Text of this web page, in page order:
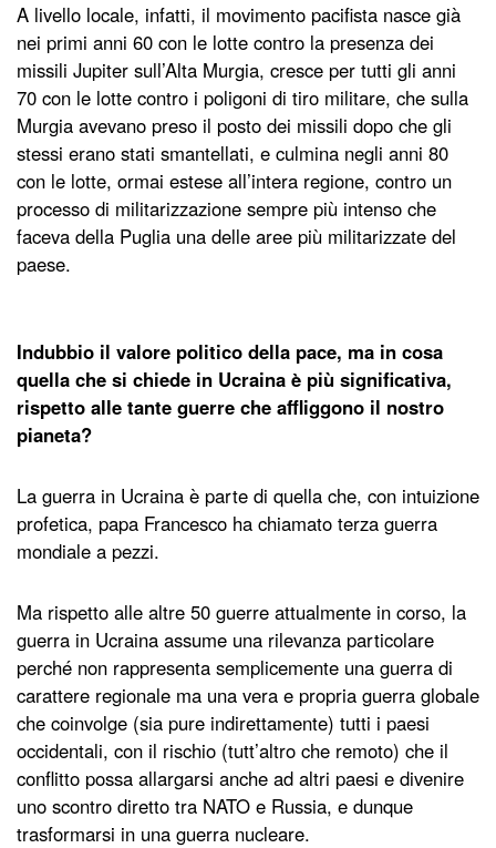
A livello locale, infatti, il movimento pacifista nasce già
nei primi anni 60 con le lotte contro la presenza dei
missili Jupiter sull’Alta Murgia, cresce per tutti gli anni
70 con le lotte contro i poligoni di tiro militare, che sulla
Murgia avevano preso il posto dei missili dopo che gli
stessi erano stati smantellati, e culmina negli anni 80
con le lotte, ormai estese all’intera regione, contro un
processo di militarizzazione sempre più intenso che
faceva della Puglia una delle aree più militarizzate del
paese.
Indubbio il valore politico della pace, ma in cosa
quella che si chiede in Ucraina è più significativa,
rispetto alle tante guerre che affliggono il nostro
pianeta?
La guerra in Ucraina è parte di quella che, con intuizione
profetica, papa Francesco ha chiamato terza guerra
mondiale a pezzi.
Ma rispetto alle altre 50 guerre attualmente in corso, la
guerra in Ucraina assume una rilevanza particolare
perché non rappresenta semplicemente una guerra di
carattere regionale ma una vera e propria guerra globale
che coinvolge (sia pure indirettamente) tutti i paesi
occidentali, con il rischio (tutt’altro che remoto) che il
conflitto possa allargarsi anche ad altri paesi e divenire
uno scontro diretto tra NATO e Russia, e dunque
trasformarsi in una guerra nucleare.